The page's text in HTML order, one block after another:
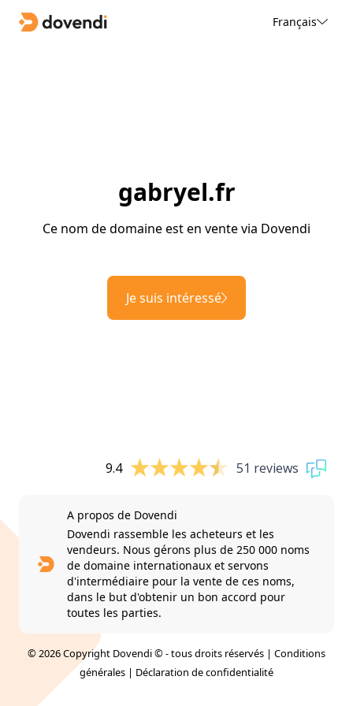
Français
gabryel.fr
Ce nom de domaine est en vente via Dovendi
Je suis intéressé
9.4 51 reviews
A propos de Dovendi
Dovendi rassemble les acheteurs et les
vendeurs. Nous gérons plus de 250 000 noms
de domaine internationaux et servons
d'intermédiaire pour la vente de ces noms,
dans le but d'obtenir un bon accord pour
toutes les parties.
© 2026 Copyright Dovendi © - tous droits réservés | Conditions
générales | Déclaration de confidentialité